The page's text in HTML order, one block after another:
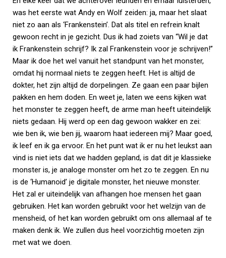
was het eerste wat Andy en Wolf zeiden: ja, maar het slaat
niet zo aan als ‘Frankenstein’. Dat als titel en refrein knalt
gewoon recht in je gezicht. Dus ik had zoiets van “Wil je dat
ik Frankenstein schrijf? Ik zal Frankenstein voor je schrijven!”
Maar ik doe het wel vanuit het standpunt van het monster,
omdat hij normaal niets te zeggen heeft. Het is altijd de
dokter, het zijn altijd de dorpelingen. Ze gaan een paar bijlen
pakken en hem doden. En weet je, laten we eens kijken wat
het monster te zeggen heeft, de arme man heeft uiteindelijk
niets gedaan. Hij werd op een dag gewoon wakker en zei:
wie ben ik, wie ben jij, waarom haat iedereen mij? Maar goed,
ik leef en ik ga ervoor. En het punt wat ik er nu het leukst aan
vind is niet iets dat we hadden gepland, is dat dit je klassieke
monster is, je analoge monster om het zo te zeggen. En nu
is de ‘Humanoid’ je digitale monster, het nieuwe monster.
Het zal er uiteindelijk van afhangen hoe mensen het gaan
gebruiken. Het kan worden gebruikt voor het welzijn van de
mensheid, of het kan worden gebruikt om ons allemaal af te
maken denk ik. We zullen dus heel voorzichtig moeten zijn
met wat we doen.